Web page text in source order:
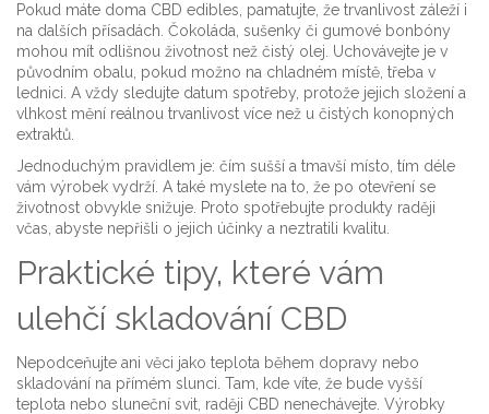
Pokud máte doma CBD edibles, pamatujte, že trvanlivost záleží i
na dalších přísadách. Čokoláda, sušenky či gumové bonbóny
mohou mít odlišnou životnost než čistý olej. Uchovávejte je v
původním obalu, pokud možno na chladném místě, třeba v
lednici. A vždy sledujte datum spotřeby, protože jejich složení a
vlhkost mění reálnou trvanlivost více než u čistých konopných
extraktů.
Jednoduchým pravidlem je: čím sušší a tmavší místo, tím déle
vám výrobek vydrží. A také myslete na to, že po otevření se
životnost obvykle snižuje. Proto spotřebujte produkty raději
včas, abyste nepřišli o jejich účinky a neztratili kvalitu.
Praktické tipy, které vám
ulehčí skladování CBD
Nepodceňujte ani věci jako teplota během dopravy nebo
skladování na přímém slunci. Tam, kde víte, že bude vyšší
teplota nebo sluneční svit, raději CBD nenechávejte. Výrobky